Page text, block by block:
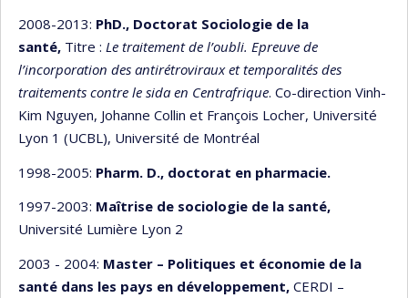
2008-2013: PhD., Doctorat Sociologie de la
santé, Titre : Le traitement de l’oubli. Epreuve de
l’incorporation des antirétroviraux et temporalités des
traitements contre le sida en Centrafrique. Co-direction Vinh-
Kim Nguyen, Johanne Collin et François Locher, Université
Lyon 1 (UCBL), Université de Montréal
1998-2005: Pharm. D., doctorat en pharmacie.
1997-2003: Maîtrise de sociologie de la santé,
Université Lumière Lyon 2
2003 - 2004: Master – Politiques et économie de la
santé dans les pays en développement, CERDI –